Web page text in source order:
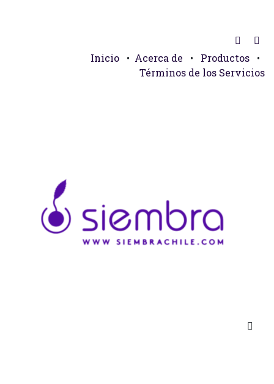
Inicio • Acerca de • Productos
•
Términos de los Servicios